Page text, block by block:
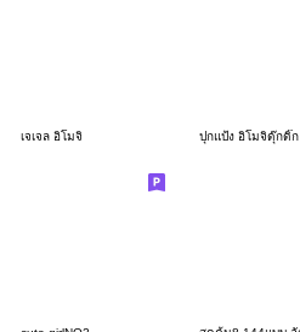
เจเจล อิโมจิ ปุกแป้ง อิโมจิดุ๊กดิ๊ก